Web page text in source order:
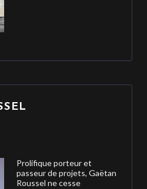
Prolifique porteur et
passeur de projets, Gaëtan
Roussel ne cesse